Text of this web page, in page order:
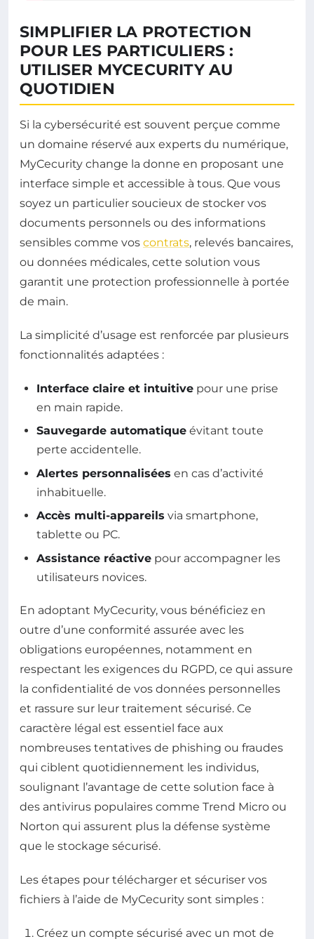
SIMPLIFIER LA PROTECTION
POUR LES PARTICULIERS :
UTILISER MYCECURITY AU
QUOTIDIEN
Si la cybersécurité est souvent perçue comme
un domaine réservé aux experts du numérique,
MyCecurity change la donne en proposant une
interface simple et accessible à tous. Que vous
soyez un particulier soucieux de stocker vos
documents personnels ou des informations
sensibles comme vos contrats, relevés bancaires,
ou données médicales, cette solution vous
garantit une protection professionnelle à portée
de main.
La simplicité d’usage est renforcée par plusieurs
fonctionnalités adaptées :
Interface claire et intuitive pour une prise
en main rapide.
Sauvegarde automatique évitant toute
perte accidentelle.
Alertes personnalisées en cas d’activité
inhabituelle.
Accès multi-appareils via smartphone,
tablette ou PC.
Assistance réactive pour accompagner les
utilisateurs novices.
En adoptant MyCecurity, vous bénéficiez en
outre d’une conformité assurée avec les
obligations européennes, notamment en
respectant les exigences du RGPD, ce qui assure
la confidentialité de vos données personnelles
et rassure sur leur traitement sécurisé. Ce
caractère légal est essentiel face aux
nombreuses tentatives de phishing ou fraudes
qui ciblent quotidiennement les individus,
soulignant l’avantage de cette solution face à
des antivirus populaires comme Trend Micro ou
Norton qui assurent plus la défense système
que le stockage sécurisé.
Les étapes pour télécharger et sécuriser vos
fichiers à l’aide de MyCecurity sont simples :
Créez un compte sécurisé avec un mot de